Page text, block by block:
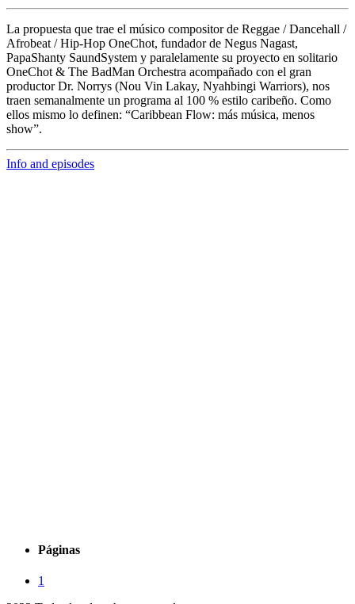
La propuesta que trae el músico compositor de Reggae / Dancehall /
Afrobeat / Hip-Hop OneChot, fundador de Negus Nagast,
PapaShanty SaundSystem y paralelamente su proyecto en solitario
OneChot & The BadMan Orchestra acompañado con el gran
productorDr. Norrys (Nou Vin Lakay, Nyahbingi Warriors), nos
traen semanalmente un programa al 100 % estilo caribeño. Como
ellos mismo lo definen: “Caribbean Flow: más música, menos
show”.
Info and episodes
Páginas
1